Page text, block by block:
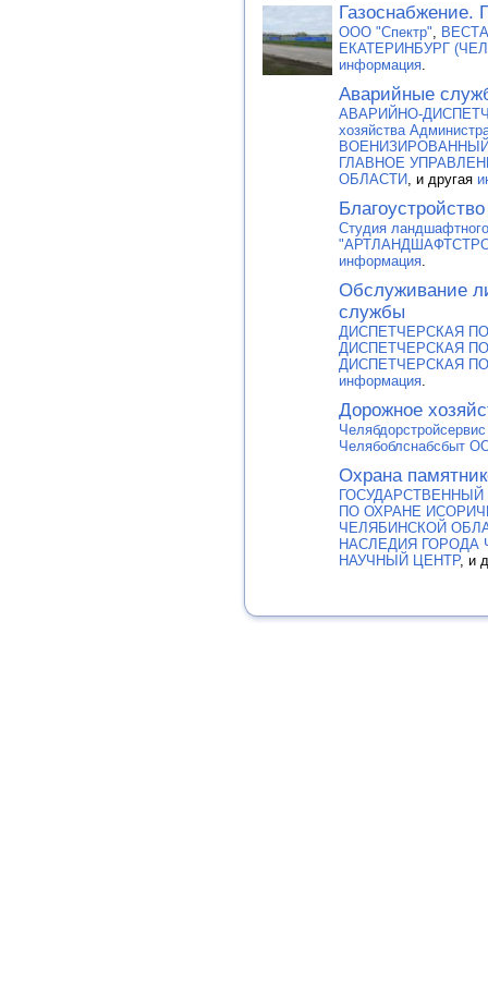
Газоснабжение.
ООО "Спектр",
ЕКАТЕРИНБУРГ
информация.
Аварийные
АВАРИЙНО-
хозяйства
ГЛАВНОЕ
ОБЛАСТИ, и другая
Студия
информация.
Обслуживание
службы
ДИСПЕТЧЕРСКАЯ
ДИСПЕТЧЕРСКАЯ
ДИСПЕТЧЕРСКАЯ
информация.
Дорожное
Челябоблснабсбыт
Охрана
ПО ОХРАНЕ
ЧЕЛЯБИНСКОЙ
НАСЛЕДИЯ ГОРОДА
НАУЧНЫЙ ЦЕНТР, и